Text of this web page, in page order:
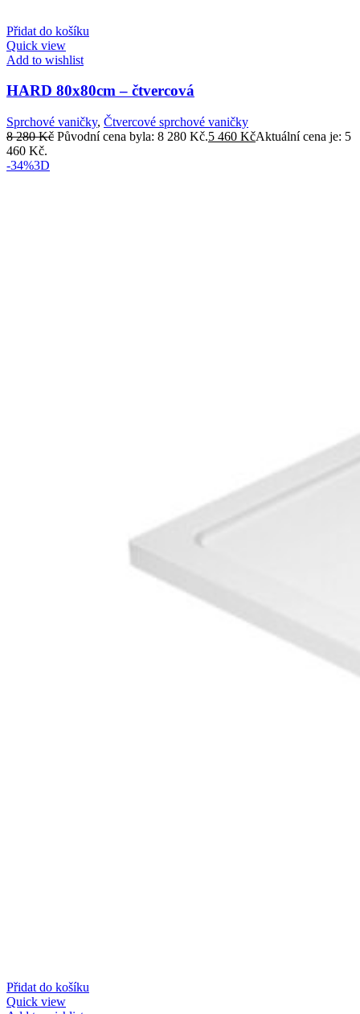
Přidat do košíku
Quick view
Add to wishlist
HARD 80x80cm – čtvercová
Sprchové vaničky, Čtvercové sprchové vaničky
8 280Kč Původní cena byla: 8 280 Kč.5 460 KčAktuální cena je: 5
460 Kč.
-34%3D
Přidat do košíku
Quick view